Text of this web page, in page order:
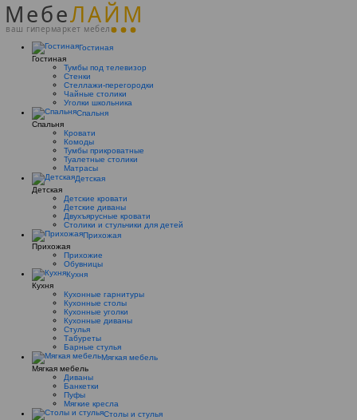
МебеЛАЙМ
ваш гипермаркет мебели
Гостиная
Гостиная
Тумбы под телевизор
Стенки
Стеллажи-перегородки
Чайные столики
Уголки школьника
Спальня
Спальня
Кровати
Комоды
Тумбы прикроватные
Туалетные столики
Матрасы
Детская
Детская
Детские кровати
Детские диваны
Двухъярусные кровати
Столики и стульчики для детей
Прихожая
Прихожая
Прихожие
Обувницы
Кухня
Кухня
Кухонные гарнитуры
Кухонные столы
Кухонные уголки
Кухонные диваны
Стулья
Табуреты
Барные стулья
Мягкая мебель
Мягкая мебель
Диваны
Банкетки
Пуфы
Мягкие кресла
Столы и стулья